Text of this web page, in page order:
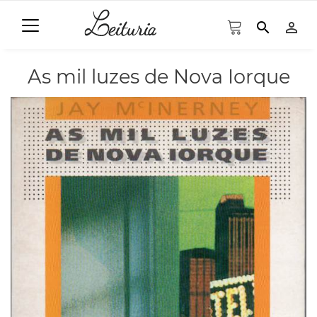
search person_outline
As mil luzes de Nova Iorque